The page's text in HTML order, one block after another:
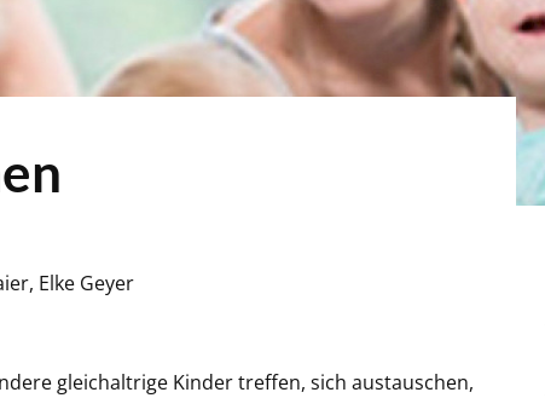
Elke Geyer
gleichaltrige Kinder treffen, sich austauschen,